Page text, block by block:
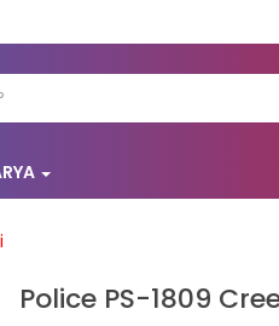
Police PS-1809